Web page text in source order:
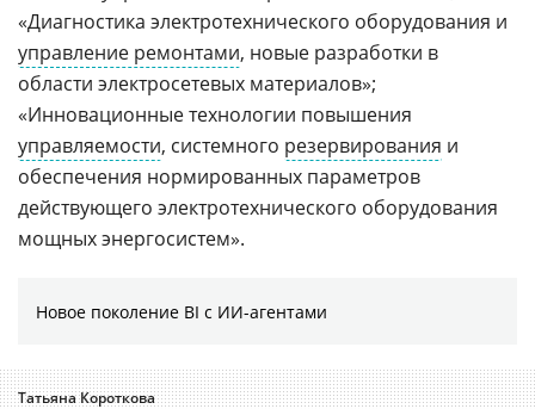
«Диагностика электротехнического оборудования и
управление ремонтами, новые разработки в
области электросетевых материалов»;
«Инновационные технологии повышения
управляемости, системного резервирования и
обеспечения нормированных параметров
действующего электротехнического оборудования
мощных энергосистем».
Новое поколение BI с ИИ-агентами
Татьяна Короткова